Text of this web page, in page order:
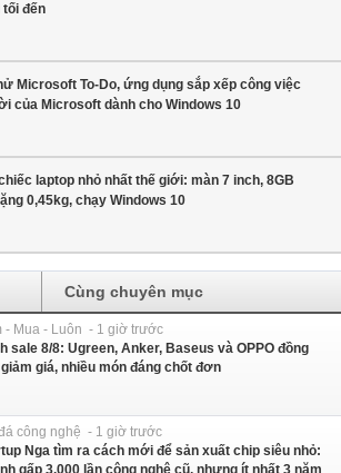
tối đến
Microsoft To-Do, ứng dụng sắp xếp công việc
của Microsoft dành cho Windows 10
laptop nhỏ nhất thế giới: màn 7 inch, 8GB
0,45kg, chạy Windows 10
Cùng chuyên mục
- Mua - Luôn - 1 giờ trước
sale 8/8: Ugreen, Anker, Baseus và OPPO đồng
giảm giá, nhiều món đáng chốt đơn
công nghệ - 1 giờ trước
Nga tìm ra cách mới để sản xuất chip siêu nhỏ: